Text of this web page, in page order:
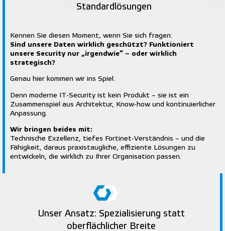
Standardlösungen
Kennen Sie diesen Moment, wenn Sie sich fragen:
Sind unsere Daten wirklich geschützt? Funktioniert
unsere Security nur „irgendwie“ – oder wirklich
strategisch?
Genau hier kommen wir ins Spiel.
Denn moderne IT-Security ist kein Produkt – sie ist ein
Zusammenspiel aus Architektur, Know-how und kontinuierlicher
Anpassung.
Wir bringen beides mit:
Technische Exzellenz, tiefes Fortinet-Verständnis – und die
Fähigkeit, daraus praxistaugliche, effiziente Lösungen zu
entwickeln, die wirklich zu Ihrer Organisation passen.
Unser Ansatz: Spezialisierung statt
oberflächlicher Breite